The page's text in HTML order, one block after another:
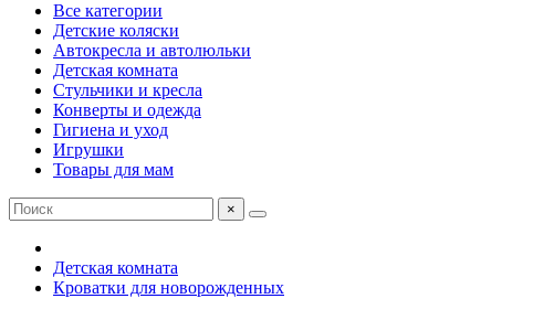
Все категории
Детские коляски
Автокресла и автолюльки
Детская комната
Стульчики и кресла
Конверты и одежда
Гигиена и уход
Игрушки
Товары для мам
×
Детская комната
Кроватки для новорожденных